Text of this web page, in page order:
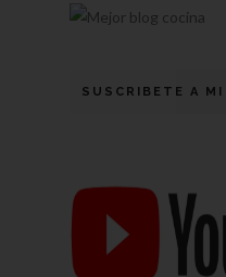
SUSCRIBETE A MI